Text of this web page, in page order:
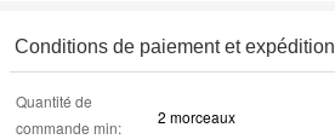
Conditions de paiement et expédition
Quantité de
commande min:
2 morceaux